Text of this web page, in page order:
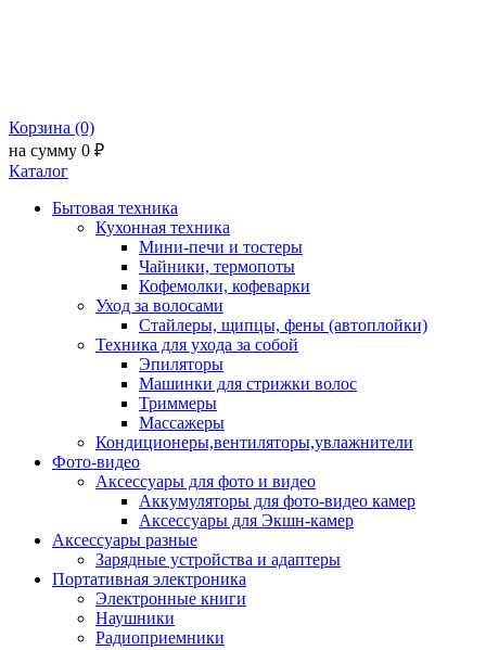
Корзина (0)
на сумму 0 ₽
Каталог
Бытовая техника
Кухонная техника
Мини-печи и тостеры
Чайники, термопоты
Кофемолки, кофеварки
Уход за волосами
Стайлеры, щипцы, фены (автоплойки)
Техника для ухода за собой
Эпиляторы
Машинки для стрижки волос
Триммеры
Массажеры
Кондиционеры,вентиляторы,увлажнители
Фото-видео
Аксессуары для фото и видео
Аккумуляторы для фото-видео камер
Аксессуары для Экшн-камер
Аксессуары разные
Зарядные устройства и адаптеры
Портативная электроника
Электронные книги
Наушники
Радиоприемники